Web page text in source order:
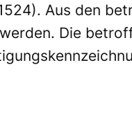
Aus den
Die